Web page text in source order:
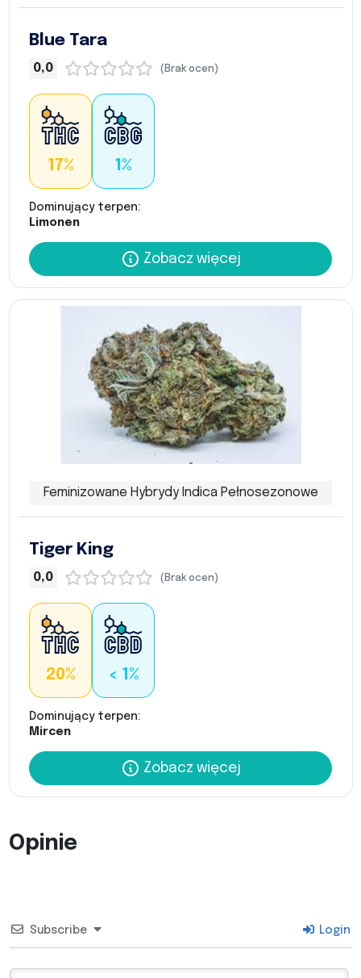
Blue Tara
0,0 (Brak ocen)
17% 1%
Dominujący terpen:
Limonen
Zobacz więcej
Feminizowane Hybrydy Indica Pełnosezonowe
Tiger King
0,0 (Brak ocen)
20% < 1%
Dominujący terpen:
Mircen
Zobacz więcej
Opinie
Subscribe Login